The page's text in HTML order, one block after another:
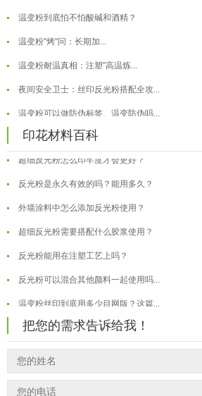
温变粉到底怕不怕酸碱和酒精？
温变粉"烤"问：长期加...
温变粉耐温真相：注塑"高温炼...
夜间安全卫士：丝印反光粉搭配全攻...
温变粉可以做防伪标签、温变防伪吗...
温变粉适合做热变还是冷变？
温变粉保质期有多久？开封后如何保...
温变粉大批量保存指南｜做对这几步...
温变粉"罢工"指南：为...
温变粉到底怕不怕酸碱和酒精？
温变粉"烤"问：长期加...
温变粉耐温真相：注塑"高温炼...
夜间安全卫士：丝印反光粉搭配全攻...
印花材料百科
油性反光粉怎么印花效果最好？
超细反光粉怎么印牢度才会更好？
反光粉是永久有效的吗？能用多久？
外墙涂料中怎么添加反光粉使用？
超细反光粉需要搭配什么胶浆使用？
反光粉能用在注塑工艺上吗？
反光粉可以混合其他颜料一起使用吗...
温变粉丝印到底用多少目网版？这篇...
反光粉太久不用结块要怎么处理？
超细反光粉怎么印牢度才会更好？
把您的需求告诉给我！